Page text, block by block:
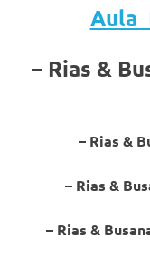
watches .
https://
Aula
– Rias &
– Rias &
– Rias &
– Rias &